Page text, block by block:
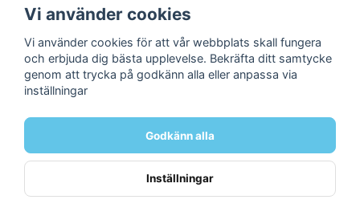
E-post:info@pysseltagen.se
Info
Varumärken
Om oss
Kontakt
Följ oss
Vi använder cookies
Vi använder cookies för att vår webbplats skall fungera
och erbjuda dig bästa upplevelse. Bekräfta ditt samtycke
genom att trycka på godkänn alla eller anpassa via
inställningar
Godkänn alla
Inställningar